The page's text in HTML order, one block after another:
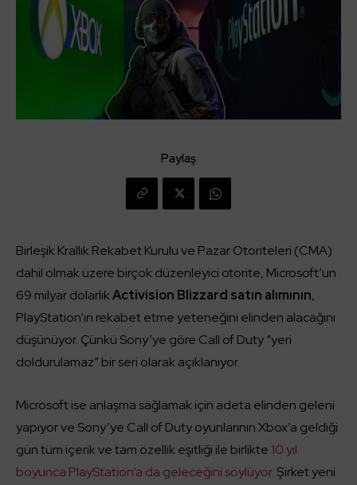
Paylaş
Birleşik Krallık Rekabet Kurulu ve Pazar Otoriteleri (CMA)
dahil olmak üzere birçok düzenleyici otorite, Microsoft’un
69 milyar dolarlıkActivision Blizzard satın alımının,
PlayStation’ın rekabet etme yeteneğini elinden alacağını
düşünüyor. Çünkü Sony’ye göre Call of Duty “yeri
doldurulamaz” bir seri olarak açıklanıyor.
Microsoft ise anlaşma sağlamak için adeta elinden geleni
yapıyor ve Sony’ye Call of Duty oyunlarının Xbox’a geldiği
gün tüm içerik ve tam özellik eşitliği ile birlikte 10 yıl
boyunca PlayStation’a da geleceğini söylüyor. Şirket yeni